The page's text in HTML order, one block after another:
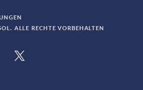
ALLE RECHTE VORBEHALTEN